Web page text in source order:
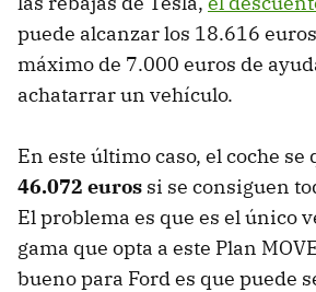
puede alcanzar los 18.616
máximo de 7.000 euros de
achatarrar un vehículo.
En este último caso, el coche se
46.072 euros si se consiguen
El problema es que es el único
gama que opta a este Plan
bueno para Ford es que puede